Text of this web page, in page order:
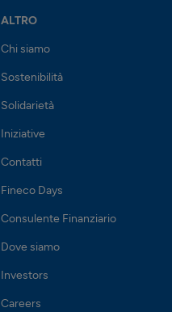
ALTRO
Chi siamo
Sostenibilità
Solidarietà
Iniziative
Contatti
Fineco Days
Consulente Finanziario
Dove siamo
Investors
Careers